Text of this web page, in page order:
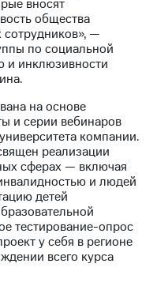
вносят
общества
сотрудников», —
по социальной
и инклюзивности
на основе
и серии вебинаров
компании.
реализации
сферах — включая
и людей
детей
тестирование-опрос
у себя в регионе
всего курса